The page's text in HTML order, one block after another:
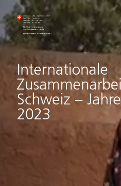
Einstieg
Internationale
Schweiz –
2023
Grundversorgung
Wirtschaft
Frieden
Umwelt
Krisen